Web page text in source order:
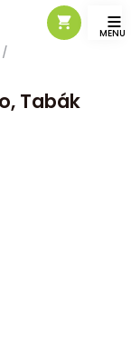
/
Tabák